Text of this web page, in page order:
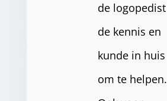
de logopedist
de kennis en
kunde in huis
om te helpen.